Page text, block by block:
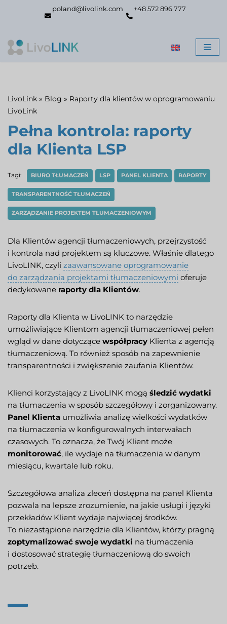
poland@livolink.com +48 572 896 777
LivoLink » Blog » Raporty dla klientów w oprogramowaniu
LivoLink
Pełna kontrola: raporty
dla Klienta LSP
Tagi: BIURO TŁUMACZEŃ LSP PANEL KLIENTA RAPORTY
TRANSPARENTNOŚĆ TŁUMACZEŃ
ZARZĄDZANIE PROJEKTEM TŁUMACZENIOWYM
Dla Klientów agencji tłumaczeniowych, przejrzystość
i kontrola nad projektem są kluczowe. Właśnie dlatego
LivoLINK, czyli zaawansowane oprogramowanie
do zarządzania projektami tłumaczeniowymi oferuje
dedykowane raporty dla Klientów.
Raporty dla Klienta w LivoLINK to narzędzie
umożliwiające Klientom agencji tłumaczeniowej pełen
wgląd w dane dotyczące współpracy Klienta z agencją
tłumaczeniową. To również sposób na zapewnienie
transparentności i zwiększenie zaufania Klientów.
Klienci korzystający z LivoLINK mogą śledzić wydatki
na tłumaczenia w sposób szczegółowy i zorganizowany.
Panel Klienta umożliwia analizę wielkości wydatków
na tłumaczenia w konfigurowalnych interwałach
czasowych. To oznacza, że Twój Klient może
monitorować, ile wydaje na tłumaczenia w danym
miesiącu, kwartale lub roku.
Szczegółowa analiza zleceń dostępna na panel Klienta
pozwala na lepsze zrozumienie, na jakie usługi i języki
przekładów Klient wydaje najwięcej środków.
To niezastąpione narzędzie dla Klientów, którzy pragną
zoptymalizować swoje wydatki na tłumaczenia
i dostosować strategię tłumaczeniową do swoich
potrzeb.